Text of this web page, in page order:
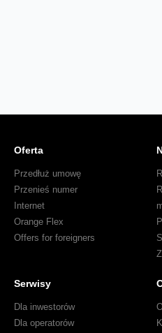
Oferta
Przedłuż umowę
Przenieś numer
Internet
Orange Flex
Offers for foreigners
Serwisy
Dla inwestorów
Dla operatorów